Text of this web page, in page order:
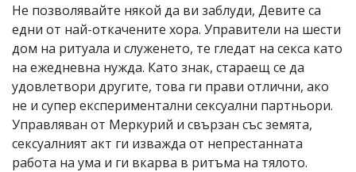
Не позволявайте някой да ви заблуди, Девите са
едни от най-откачените хора. Управители на шести
дом на ритуала и служенето, те гледат на секса като
на ежедневна нужда. Като знак, стараещ се да
удовлетвори другите, това ги прави отлични, ако
не и супер експериментални сексуални партньори.
Управляван от Меркурий и свързан със земята,
сексуалният акт ги изважда от непрестанната
работа на ума и ги вкарва в ритъма на тялото.